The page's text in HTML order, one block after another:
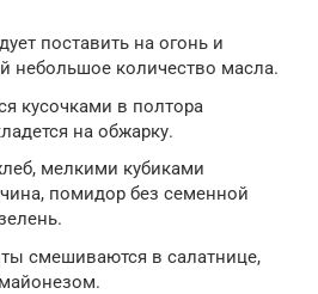
поставить на огонь и
небольшое количество масла.
кусочками в полтора
на обжарку.
мелкими кубиками
помидор без семенной
смешиваются в салатнице,